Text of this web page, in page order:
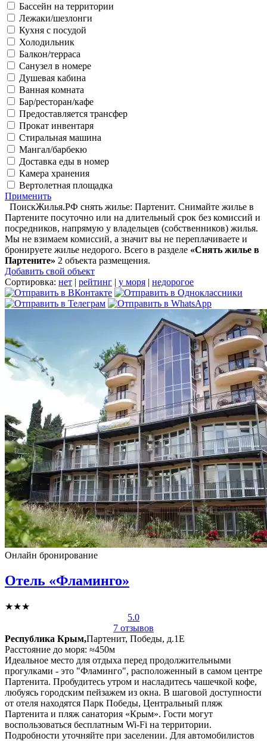
Бассейн на территории
Лежаки/шезлонги
Кухня с посудой
Холодильник
Балкон/терраса
Санузел в номере
Душевая кабина
Ванная комната
Бар/ресторан/кафе
Предоставляется трансфер
Прокат инвентаря
Стиральная машина
Мангал/барбекю
Доставка еды в номер
Камера хранения
Вертолетная площадка
Применить
ПоискЖилья.РФ снять жилье: Партенит. Снимайте жилье в
Партените посуточно или на длительный срок без комиссий и
посредников, напрямую у владельцев (собственников) жилья.
Мы не взимаем комиссий, а значит вы не переплачиваете и
бронируете жилье недорого. Всего в разделе «Снять жилье в
Партените» 2 объекта размещения.
Добавить свой объект
Сортировка: нет | рейтинг | у моря | недорогое
Онлайн бронирование
Отель «Фламинго»
★★★
5.0
7 отзывов
Республика Крым,Партенит, Победы, д.1Е
Расстояние до моря: ≈450м
Идеальное место для отдыха перед продолжительными
прогулками - это "Фламинго", расположенный в самом центре
Партенита. Пробудитесь утром и насладитесь чашечкой кофе,
любуясь городским пейзажем из окна. В шаговой доступности
от отеля находятся Парк Победы, Центральный пляж
Партенита и пляж санатория «Крым». Гости могут
воспользоваться бесплатным Wi-Fi на территории.
Подробности уточняйте при заселении. Для автомобилистов